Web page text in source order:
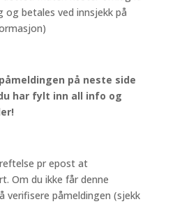
og betales ved innsjekk på
på neste side
har fylt inn all info og
pr epost at
Om du ikke får denne
verifisere påmeldingen (sjekk